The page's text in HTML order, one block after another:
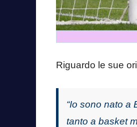
Riguardo le sue
“Io sono nato a
tanto a basket